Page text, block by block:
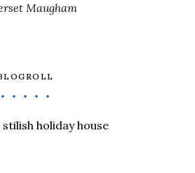
Maugham
holiday house